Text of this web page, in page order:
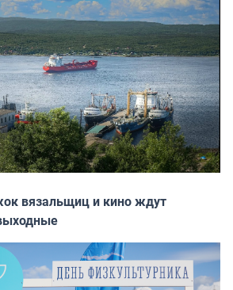
вязальщиц и кино ждут